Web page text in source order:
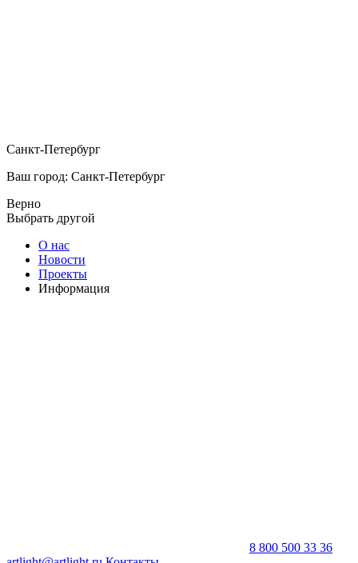
Санкт-Петербург
Ваш город: Санкт-Петербург
Верно
Выбрать другой
О нас
Новости
Проекты
Информация
8 800 500 33 36